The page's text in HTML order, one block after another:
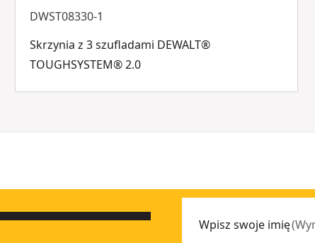
DWST08330-1
Skrzynia z 3 szufladami DEWALT®
TOUGHSYSTEM® 2.0
Wpisz swoje imię(